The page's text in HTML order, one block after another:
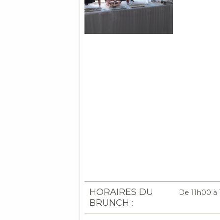
HORAIRES DU
BRUNCH :
De 11h00 à